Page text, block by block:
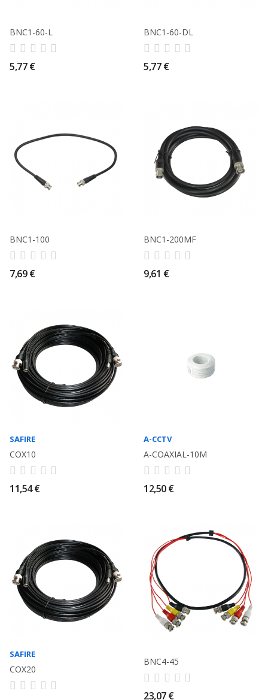
BNC1-60-L
5,77 €
BNC1-60-DL
5,77 €
BNC1-100
7,69 €
BNC1-200MF
9,61 €
SAFIRE
COX10
11,54 €
A-CCTV
A-COAXIAL-10M
12,50 €
SAFIRE
COX20
BNC4-45
23,07 €